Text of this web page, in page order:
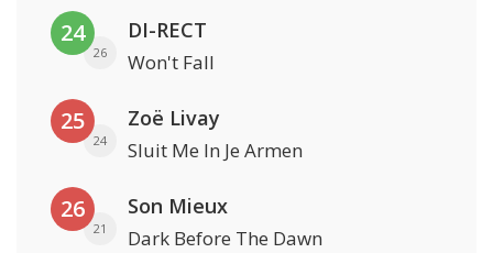
24
26
DI-RECT
Won't Fall
25
24
Zoë Livay
Sluit Me In Je Armen
26
21
Son Mieux
Dark Before The Dawn